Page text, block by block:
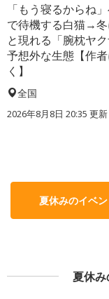
「もう寝るからね
で待機する白猫→冬
と現れる「腕枕ヤ
予想外な生態【作
く】
全国
2026年8月8日 20:35 更新
夏休みのイベ
夏休